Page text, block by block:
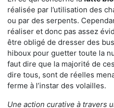
réalisée par l’utilisation des
ou par des serpents.
réaliser et donc pas assez
être obligé de dresser des
hiboux pour guetter toute la
faut dire que la majorité de
dire tous, sont de réelles
ferme à l’instar des volailles.
Une action curative à travers